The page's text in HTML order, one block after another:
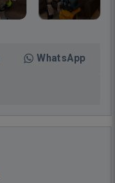
WhatsApp